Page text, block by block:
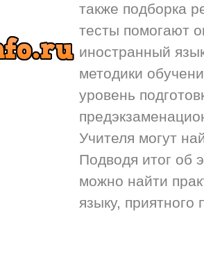
также подборка
тесты помогают
иностранный
методики
уровень
Учителя могут
Подводя итог об
можно найти
языку,